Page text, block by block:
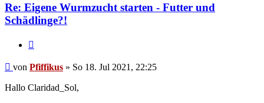
Re: Eigene Wurmzucht starten - Futter und
Schädlinge?!
Beitrag
von Pfiffikus » So 18. Jul 2021, 22:25
Hallo Claridad_Sol,